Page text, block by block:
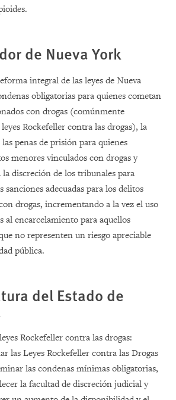
de Nueva York
integral de las leyes de Nueva
obligatorias para quienes cometan
con drogas (comúnmente
Rockefeller contra las drogas), la
penas de prisión para quienes
menores vinculados con drogas y
la discreción de los tribunales para
sanciones adecuadas para los delitos
drogas, incrementando a la vez el uso
al encarcelamiento para aquellos
no representen un riesgo apreciable
pública.
del Estado de
Rockefeller contra las drogas:
las Leyes Rockefeller contra las Drogas
las condenas mínimas obligatorias,
la facultad de discreción judicial y